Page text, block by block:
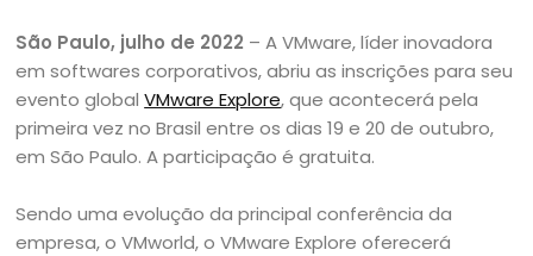
São Paulo, julho de 2022 – A VMware, líder inovadora
em softwares corporativos, abriu as inscrições para seu
evento globalVMware Explore, que acontecerá pela
primeira vez no Brasil entre os dias 19 e 20 de outubro,
em São Paulo. A participação é gratuita.
Sendo uma evolução da principal conferência da
empresa, o VMworld, o VMware Explore oferecerá